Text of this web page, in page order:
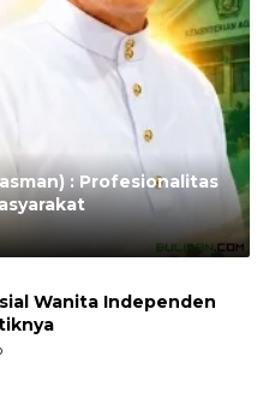
Wanita Independen